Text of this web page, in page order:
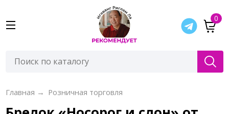
0
Главная → Розничная торговля